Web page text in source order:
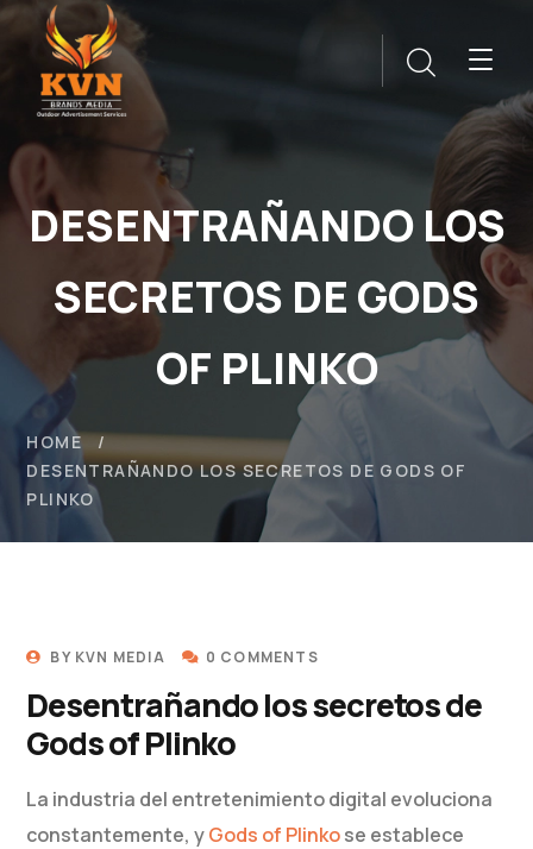
DESENTRAÑANDO LOS
SECRETOS DE GODS
OF PLINKO
HOME
DESENTRAÑANDO LOS SECRETOS DE GODS OF
PLINKO
BY KVN MEDIA 0 COMMENTS
Desentrañando los secretos de
Gods of Plinko
La industria del entretenimiento digital evoluciona
constantemente, yGods of Plinkose establece